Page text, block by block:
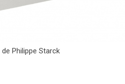
Philippe Starck